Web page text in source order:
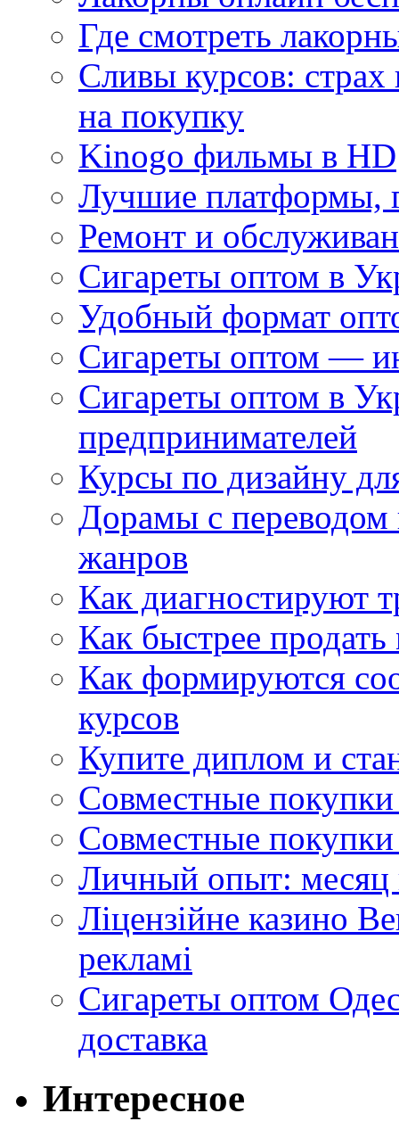
Где смотреть
Сливы курсов:
на покупку
Kinogo фильмы в HD
Лучшие платформы,
Ремонт и
Сигареты оптом в
Удобный формат
Сигареты оптом —
Сигареты оптом в
предпринимателей
Курсы по дизайну
Дорамы с переводом
жанров
Как диагностируют
Как быстрее
Как формируются
курсов
Купите диплом и
Совместные
Совместные покупки
Личный опыт: месяц
Ліцензійне казино
рекламі
Сигареты оптом
доставка
Интересное